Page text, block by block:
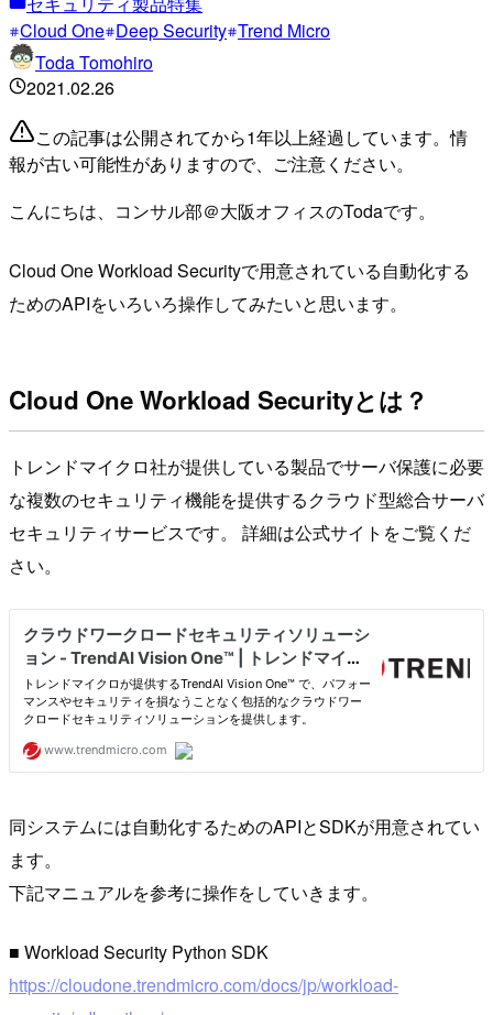
Cloud One Deep Security Trend Micro
Toda Tomohiro
2021.02.26
この記事は公開されてから1年以上経過しています。情
報が古い可能性がありますので、ご注意ください。
こんにちは、コンサル部＠大阪オフィスのTodaです。
Cloud One Workload Securityで用意されている自動化する
ためのAPIをいろいろ操作してみたいと思います。
Cloud One Workload Securityとは？
トレンドマイクロ社が提供している製品でサーバ保護に必要
な複数のセキュリティ機能を提供するクラウド型総合サーバ
セキュリティサービスです。 詳細は公式サイトをご覧くだ
さい。
同システムには自動化するためのAPIとSDKが用意されてい
ます。
下記マニュアルを参考に操作をしていきます。
■ Workload Security Python SDK
https://cloudone.trendmicro.com/docs/jp/workload-